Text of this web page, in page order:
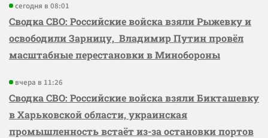
сегодня в 08:01
Сводка СВО: Российские войска взяли Рыжевку и
освободили Зарницу, Владимир Путин провёл
масштабные перестановки в Минобороны
вчера в 11:26
Сводка СВО: Российские войска взяли Бикташевку
в Харьковской области, украинская
промышленность встаёт из-за остановки портов